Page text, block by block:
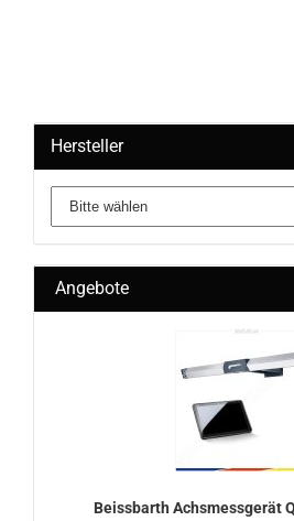
Hersteller
Angebote
Beiss­barth Achs­mess­ge­rät